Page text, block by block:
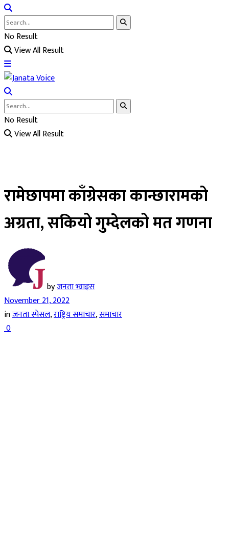
No Result
View All Result
No Result
View All Result
रामेछापमा काँग्रेसका कान्छारामको
अग्रता, सकियो गुम्देलको मत गणना
byजनता भ्वाइस
November 21, 2022
inजनता स्पेसल,राष्ट्रिय समाचार,समाचार
0